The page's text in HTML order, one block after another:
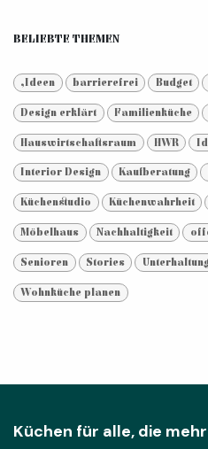
BELIEBTE THEMEN
,Ideen barrierefrei Budget
Design erklärt Familienküche
Hauswirtschaftsraum HWR
Interior Design Kaufberatung
Küchenstudio Küchenwahrheit
Möbelhaus Nachhaltigkeit
Senioren Stories
Wohnküche planen
Küchen für alle, die